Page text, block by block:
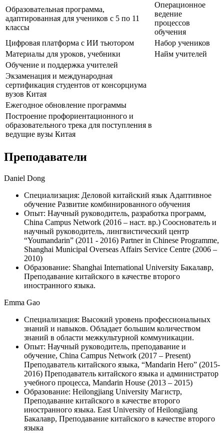
Образовательная программа,
адаптированная для учеников с 5 по 11
классы
Операционное
ведение
процессов
обучения
Цифровая платформа с ИИ тьютором
Набор учеников
Материалы для уроков, учебники
Найм учителей
Обучение и поддержка учителей
Экзаменация и международная
сертификация студентов от консорциума
вузов Китая
Ежегодное обновление программы
Построение профориентационного и
образовательного трека для поступления в
ведущие вузы Китая
Преподаватели
Daniel Dong
Специализация: Деловой китайский язык Адаптивное
обучение Развитие комбинированного обучения
Опыт: Научный руководитель, разработка программ,
China Campus Network (2016 – наст. вр.) Сооснователь и
научный руководитель, лингвистический центр
“Youmandarin” (2011 - 2016) Partner in Chinese Programme,
Shanghai Municipal Overseas Affairs Service Centre (2006 –
2010)
Образование: Shanghai International University Бакалавр,
Преподавание китайского в качестве второго
иностранного языка.
Emma Gao
Специализация: Высокий уровень профессиональных
знаний и навыков. Обладает большим количеством
знаний в области межкультурной коммуникации.
Опыт: Научный руководитель, преподавание и
обучение, China Campus Network (2017 – Present)
Преподаватель китайского языка, “Mandarin Hero” (2015-
2016) Преподаватель китайского языка и администратор
учебного процесса, Mandarin House (2013 – 2015)
Образование: Heilongjiang University Магистр,
Преподавание китайского в качестве второго
иностранного языка. East University of Heilongjiang
Бакалавр, Преподавание китайского в качестве второго
языка